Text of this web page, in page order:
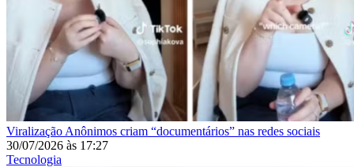
Viralização Anônimos criam “documentários” nas redes sociais
30/07/2026 às 17:27
Tecnologia